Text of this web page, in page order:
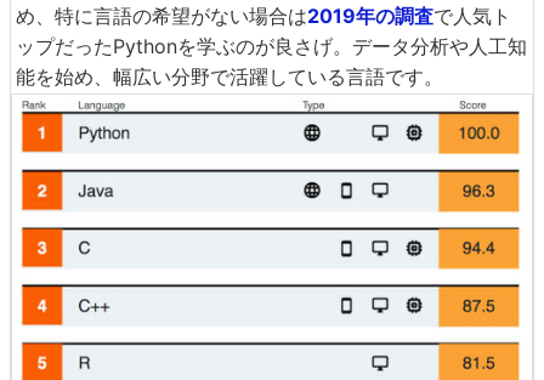
め、特に言語の希望がない場合は2019年の調査で人気ト
ップだったPythonを学ぶのが良さげ。データ分析や人工知
能を始め、幅広い分野で活躍している言語です。